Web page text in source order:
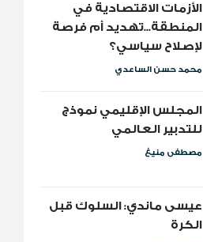
الأزمات الاقتصادية في
المنطقة...تهديد أم فرصة
لإصلاح سياسي؟
محمد حسن الساعدي
المجلس الإقليمي نموذج
للتدبير العالمي
مصطفى منيغ
عيسى ماندي: السلوك قبل
الكرة